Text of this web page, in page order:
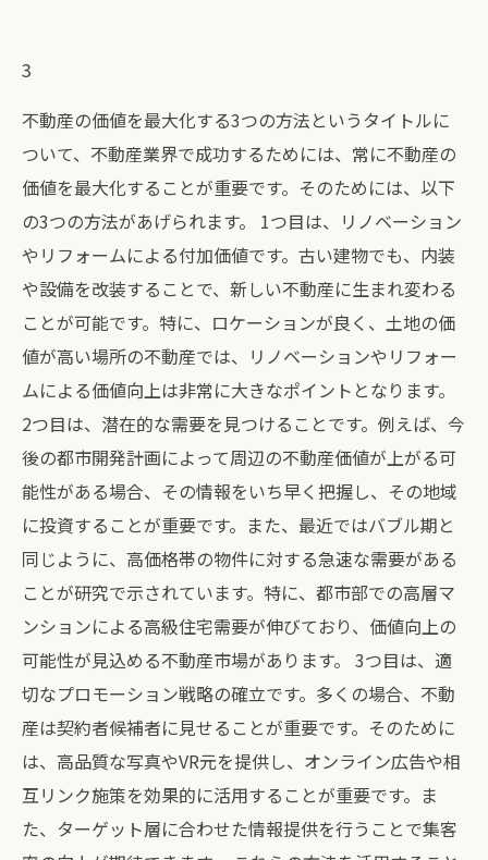
3
不動産の価値を最大化する3つの方法というタイトルに
ついて、不動産業界で成功するためには、常に不動産の
価値を最大化することが重要です。そのためには、以下
の3つの方法があげられます。 1つ目は、リノベーション
やリフォームによる付加価値です。古い建物でも、内装
や設備を改装することで、新しい不動産に生まれ変わる
ことが可能です。特に、ロケーションが良く、土地の価
値が高い場所の不動産では、リノベーションやリフォー
ムによる価値向上は非常に大きなポイントとなります。
2つ目は、潜在的な需要を見つけることです。例えば、今
後の都市開発計画によって周辺の不動産価値が上がる可
能性がある場合、その情報をいち早く把握し、その地域
に投資することが重要です。また、最近ではバブル期と
同じように、高価格帯の物件に対する急速な需要がある
ことが研究で示されています。特に、都市部での高層マ
ンションによる高級住宅需要が伸びており、価値向上の
可能性が見込める不動産市場があります。 3つ目は、適
切なプロモーション戦略の確立です。多くの場合、不動
産は契約者候補者に見せることが重要です。そのために
は、高品質な写真やVR元を提供し、オンライン広告や相
互リンク施策を効果的に活用することが重要です。ま
た、ターゲット層に合わせた情報提供を行うことで集客